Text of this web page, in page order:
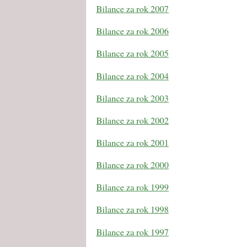
Bilance za rok 2007
Bilance za rok 2006
Bilance za rok 2005
Bilance za rok 2004
Bilance za rok 2003
Bilance za rok 2002
Bilance za rok 2001
Bilance za rok 2000
Bilance za rok 1999
Bilance za rok 1998
Bilance za rok 1997